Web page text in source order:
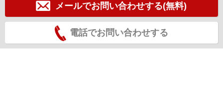
メールでお問い合わせする(無料)
電話でお問い合わせする